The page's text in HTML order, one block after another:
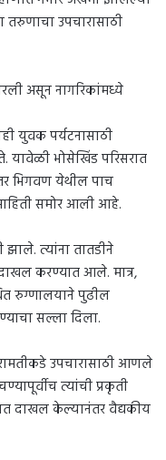
उपचारासाठी
असून नागरिकांमध्ये
युवक पर्यटनासाठी
यावेळी भोसेखिंड परिसरात
भिगवण येथील पाच
समोर आली आहे.
त्यांना तातडीने
करण्यात आले. मात्र,
रुग्णालयाने पुढील
सल्ला दिला.
उपचारासाठी आणले
त्यांची प्रकृती
दाखल केल्यानंतर वैद्यकीय